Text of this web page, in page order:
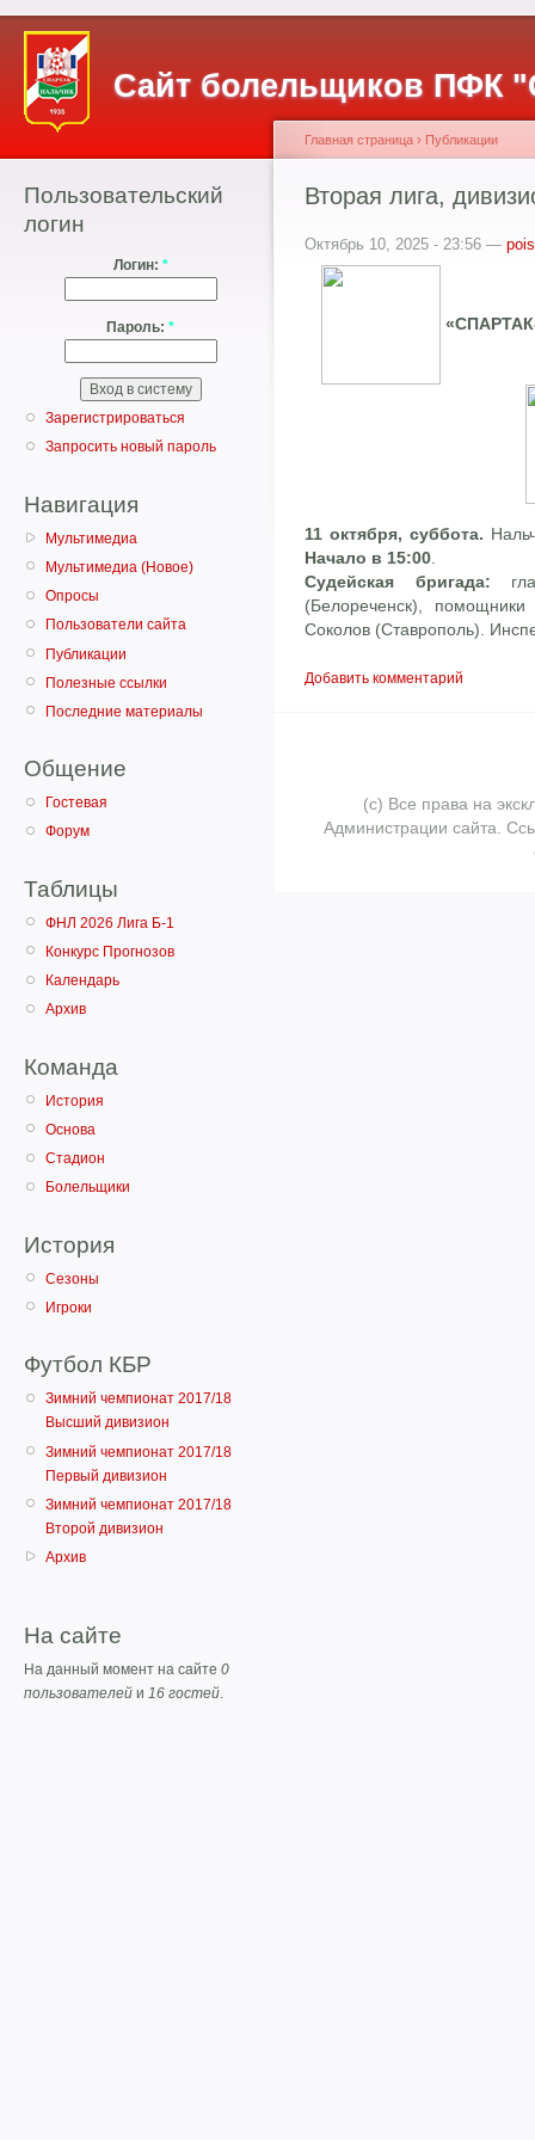
Сайт болельщиков ПФК
Пользовательский
логин
Логин: *
Пароль: *
Зарегистрироваться
Запросить новый пароль
Навигация
Мультимедиа
Мультимедиа (Новое)
Опросы
Пользователи сайта
Публикации
Полезные ссылки
Последние материалы
Общение
Гостевая
Форум
Таблицы
ФНЛ 2026 Лига Б-1
Конкурс Прогнозов
Календарь
Архив
Команда
История
Основа
Стадион
Болельщики
История
Сезоны
Игроки
Футбол КБР
Зимний чемпионат 2017/18
Высший дивизион
Зимний чемпионат 2017/18
Первый дивизион
Зимний чемпионат 2017/18
Второй дивизион
Архив
На сайте
На данный момент на сайте 0
пользователей и 16 гостей.
Главная страница › Публикации
Вторая лига,
Октябрь 10, 2025 - 23:56 —
11 октября, суббота.
Начало в 15:00
Судейская бригада:
(Белореченск),
Соколов (Ставрополь).
Добавить комментарий
(с) Все права на
Администрации сайта.